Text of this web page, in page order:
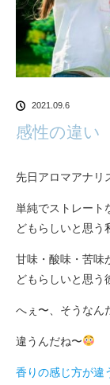
2021.09.6
感性の違い
先日アロマアナリ
単純でストレート
どもらしいと思う
甘味・酸味・苦味
どもらしいと思う
へぇ〜、そうなん
違うんだね〜
香りの感じ方が違